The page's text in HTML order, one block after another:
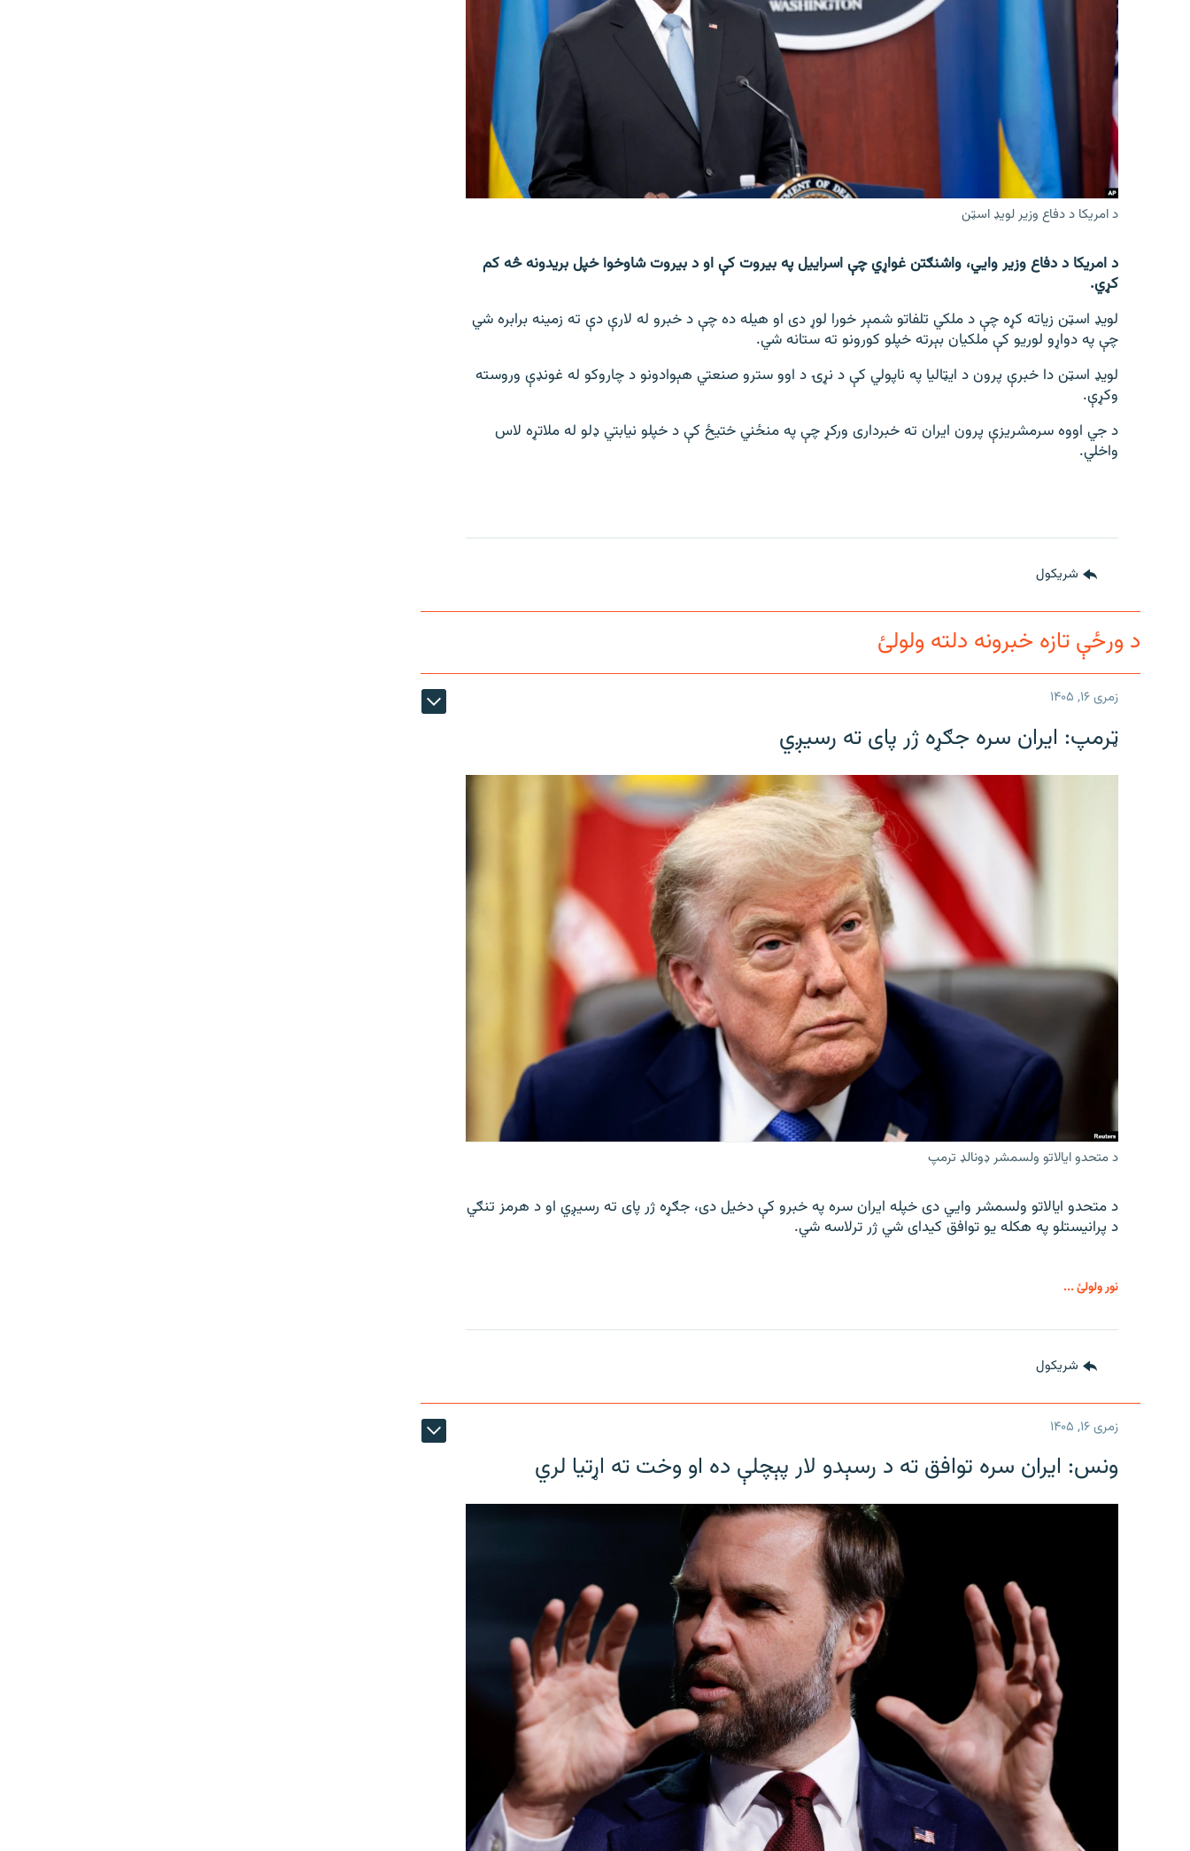
د امریکا د دفاع وزیر لویډ اسټن
د امریکا د دفاع وزیر وایي، واشنګتن غواړي چې اسراییل په بیروت کې او د بیروت شاوخوا خپل بریدونه څه کم
کړي.
لویډ اسټن زیاته کړه چې د ملکي تلفاتو شمېر خورا لوړ دی او هیله ده چې د خبرو له لارې دې ته زمینه برابره شي
چې په دواړو لوریو کې ملکیان بېرته خپلو کورونو ته ستانه شي.
لویډ اسټن دا خبرې پرون د ایټالیا په ناپولي کې د نړۍ د اوو سترو صنعتي هېوادونو د چاروکو له غونډې وروسته
وکړې.
د جي اووه سرمشریزې پرون ایران ته خبرداری ورکړ چې په منځني ختیځ کې د خپلو نیابتي ډلو له ملاتړه لاس
واخلي.
شريکول
د ورځې تازه خبرونه دلته ولولئ
زمری ۱۶, ۱۴۰۵
ټرمپ: ایران سره جګړه ژر پای ته رسیږي
د متحدو ایالاتو ولسمشر ډونالډ ترمپ
د متحدو ایالاتو ولسمشر وايي دی خپله ایران سره په خبرو کې دخیل دی، جګړه ژر پای ته رسیږي او د هرمز تنګي
د پرانیستلو په هکله یو توافق کیدای شي ژر ترلاسه شي.
نور ولولئ ...
شريکول
زمری ۱۶, ۱۴۰۵
ونس: ایران سره توافق ته د رسېدو لار پېچلې ده او وخت ته اړتیا لري